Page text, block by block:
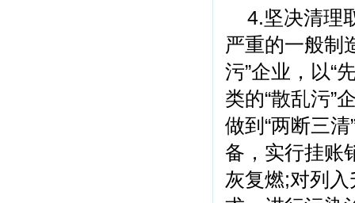
4.坚决清理
严重的一般制
污”企业，以“
类的“散乱污”
做到“两断三
备，实行挂账
灰复燃;对列